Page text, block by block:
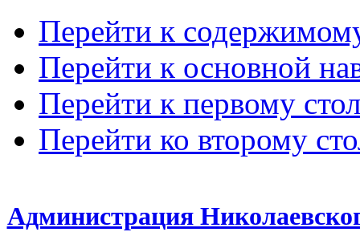
Перейти к
Перейти к основной
Перейти к первому
Перейти ко второму
Администрация